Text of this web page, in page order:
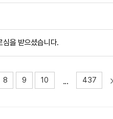
을 받으셨습니다.
8 9 10 ... 437